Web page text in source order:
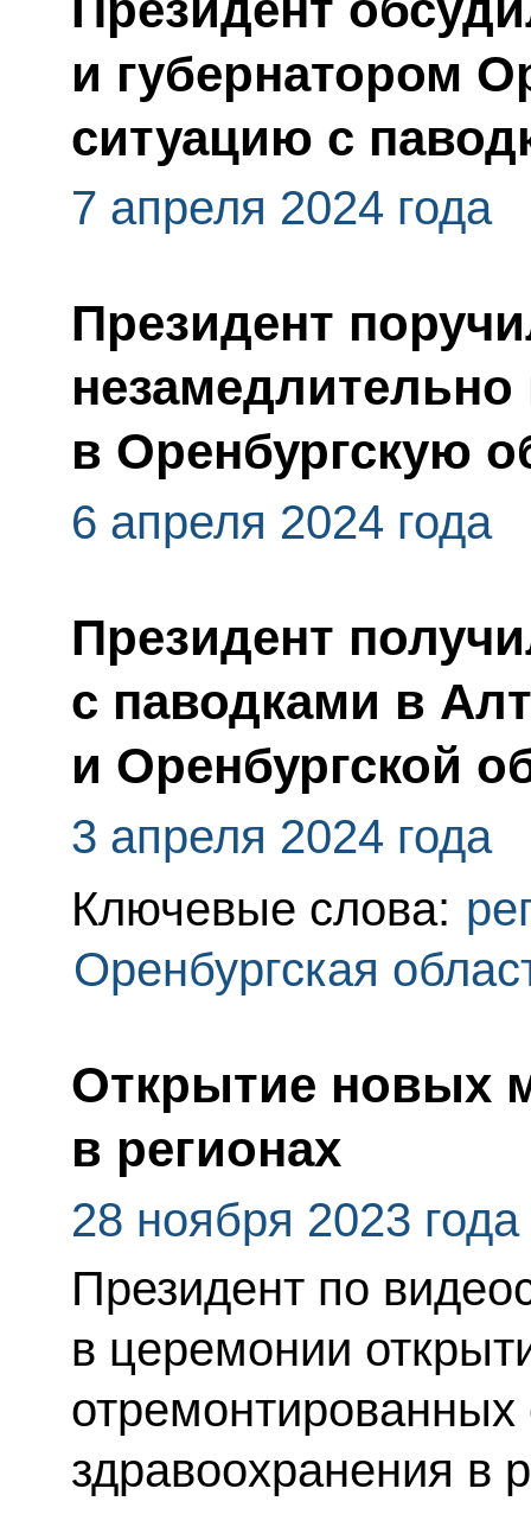
и губернатором
ситуацию с
7 апреля 2024 года
Президент
незамедлительно
в Оренбургскую
6 апреля 2024 года
Президент
с паводками в
и Оренбургской
3 апреля 2024 года
Ключевые слова:
Оренбургская
Открытие новых
в регионах
28 ноября 2023 года
Президент по
в церемонии
отремонтированных
здравоохранения в